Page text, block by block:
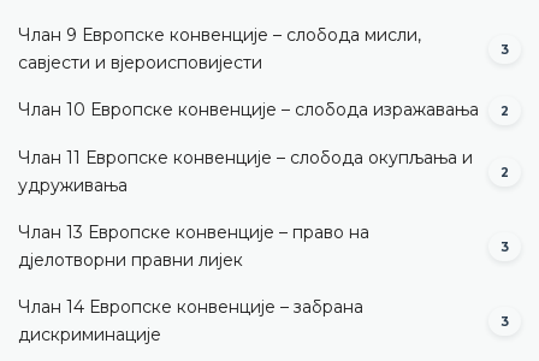
Члан 9 Европске конвенције – слобода мисли,
савјести и вјероисповијести
3
Члан 10 Европске конвенције – слобода изражавања 2
Члан 11 Европске конвенције – слобода окупљања и
удруживања
2
Члан 13 Европске конвенције – право на
дјелотворни правни лијек
3
Члан 14 Европске конвенције – забрана
дискриминације
3